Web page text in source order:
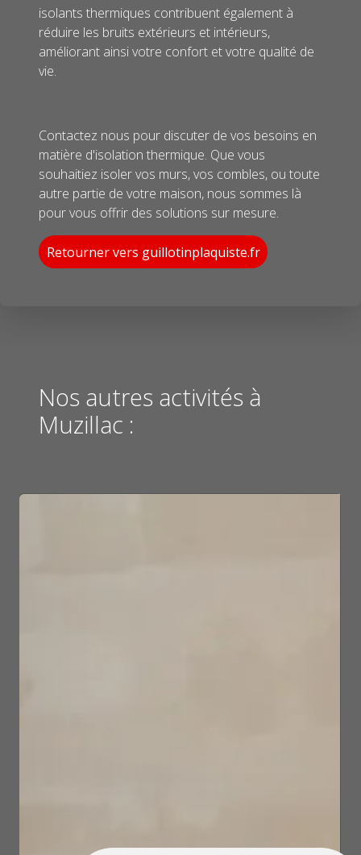
isolants thermiques contribuent également à
réduire les bruits extérieurs et intérieurs,
améliorant ainsi votre confort et votre qualité de
vie.
Contactez nous pour discuter de vos besoins en
matière d'isolation thermique. Que vous
souhaitiez isoler vos murs, vos combles, ou toute
autre partie de votre maison, nous sommes là
pour vous offrir des solutions sur mesure.
Retourner vers guillotinplaquiste.fr
Nos autres activités à
Muzillac :